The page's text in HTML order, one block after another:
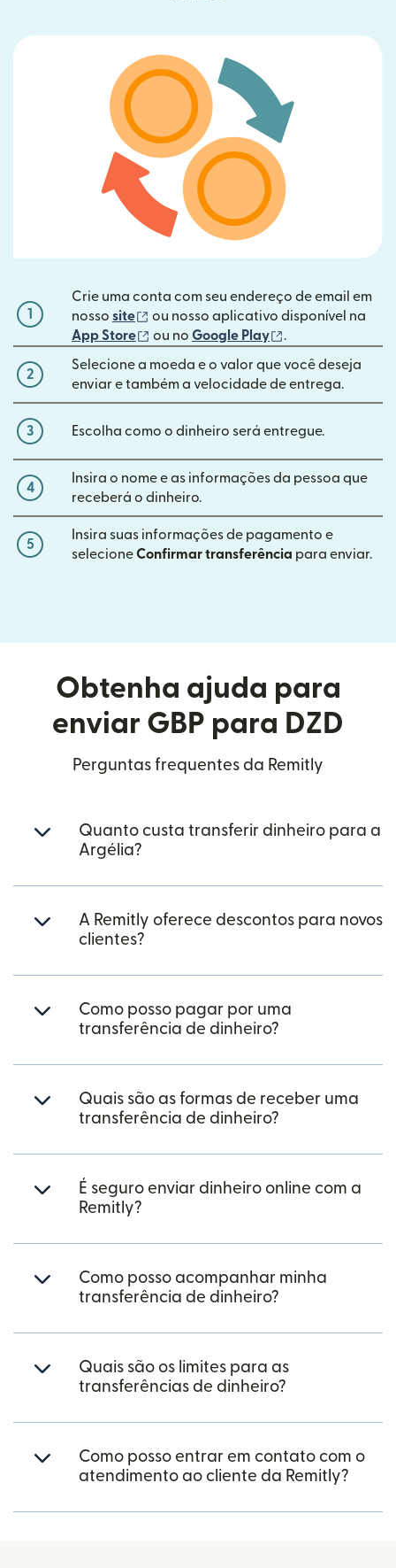
1
Crie uma conta com seu endereço de email em
nosso site (abre em uma nova janela)
ou nosso aplicativo disponível na
App Store
(abre em uma nova janela)
ou no Google Play .
2
Selecione a moeda e o valor que você deseja
enviar e também a velocidade de entrega.
3 Escolha como o dinheiro será entregue.
4
Insira o nome e as informações da pessoa que
receberá o dinheiro.
5
Insira suas informações de pagamento e
selecioneConfirmar transferência para enviar.
Obtenha ajuda para
enviar GBP para DZD
Perguntas frequentes da Remitly
Quanto custa transferir dinheiro para a
Argélia?
A Remitly oferece descontos para novos
clientes?
Como posso pagar por uma
transferência de dinheiro?
Quais são as formas de receber uma
transferência de dinheiro?
É seguro enviar dinheiro online com a
Remitly?
Como posso acompanhar minha
transferência de dinheiro?
Quais são os limites para as
transferências de dinheiro?
Como posso entrar em contato com o
atendimento ao cliente da Remitly?